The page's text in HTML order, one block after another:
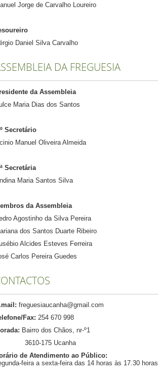
Jorge de Carvalho Loureiro
Daniel Silva Carvalho
DA FREGUESIA
da Assembleia
Maria Dias dos Santos
Secretário
Manuel Oliveira Almeida
Secretária
Maria Santos Silva
da Assembleia
Agostinho da Silva Pereira
dos Santos Duarte Ribeiro
Alcides Esteves Ferreira
Carlos Pereira Guedes
freguesiaucanha@gmail.com
Fax: 254 670 998
Bairro dos Chãos, nr-º1
175 Ucanha
de Atendimento ao Público:
feira a sexta-feira das 14 horas às 17.30 horas